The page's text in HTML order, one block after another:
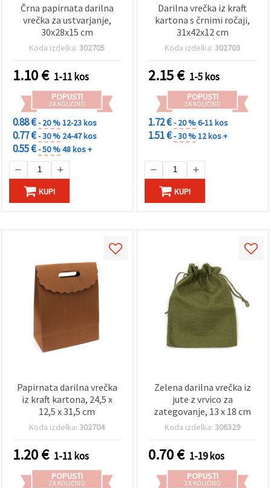
Črna papirnata darilna
vrečka za ustvarjanje,
30x28x15 cm
Koda izdelka:302705
1.10€ 1-11 kos
POPUSTI
ZA KOLIČINO
0.88 €- 20 %12-23 kos
0.77 €- 30 % 24-47 kos
0.55 €- 50 %48 kos +
KUPI
Darilna vrečka iz kraft
kartona s črnimi ročaji,
31x42x12 cm
Koda izdelka:302703
2.15€ 1-5 kos
POPUSTI
ZA KOLIČINO
1.72 €- 20 %6-11 kos
1.51 €- 30 %12 kos +
KUPI
Papirnata darilna vrečka
iz kraft kartona, 24,5 x
12,5 x 31,5 cm
Koda izdelka:302704
1.20€ 1-11 kos
POPUSTI
ZA KOLIČINO
Zelena darilna vrečka iz
jute z vrvico za
zategovanje, 13 x 18 cm
Koda izdelka:306329
0.70€ 1-19 kos
POPUSTI
ZA KOLIČINO